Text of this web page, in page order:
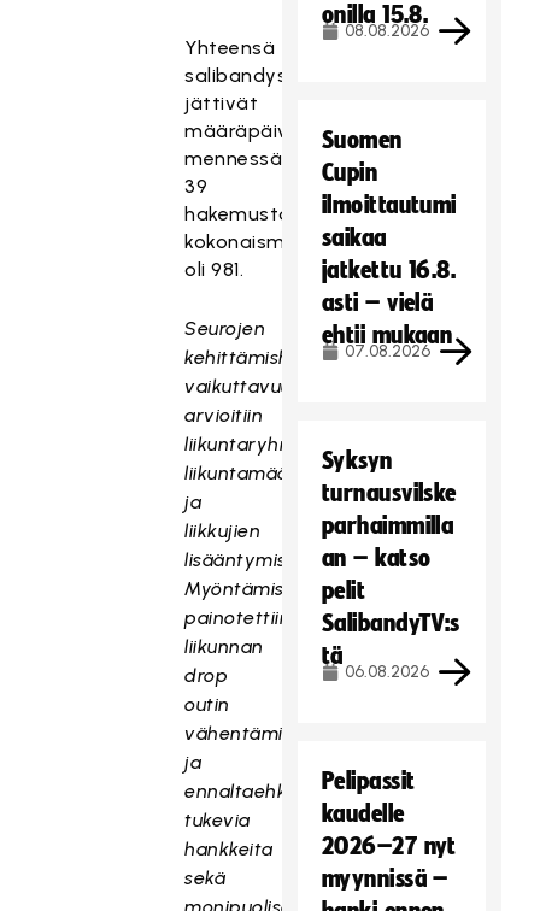
Yhteensä
salibandyseurat
jättivät
määräpäivään
mennessä
39
hakemusta.Hakemusten
kokonaismäärä
oli 981.
Seurojen
kehittämishankkeiden
vaikuttavuutta
arvioitiin
liikuntaryhmien,
liikuntamäärien
ja
liikkujien
lisääntymisenä.
Myöntämisperusteena
painotettiin
liikunnan
drop
outin
vähentämistä
ja
ennaltaehkäisemistä
tukevia
hankkeita
sekä
onilla 15.8.
08.08.2026
Suomen
Cupin
ilmoittautumi
saikaa
jatkettu 16.8.
asti – vielä
ehtii mukaan
07.08.2026
Syksyn
turnausvilske
parhaimmilla
an – katso
pelit
SalibandyTV:s
tä
06.08.2026
Pelipassit
kaudelle
2026–27 nyt
myynnissä –